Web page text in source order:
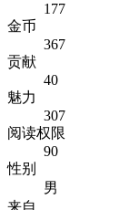
177
金币
367
贡献
40
魅力
307
阅读权限
90
性别
男
来自